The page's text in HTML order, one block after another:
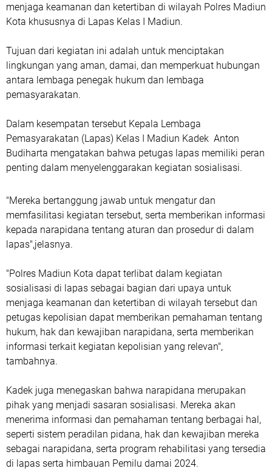
menjaga keamanan dan ketertiban di wilayah Polres Madiun
Kota khususnya di Lapas Kelas I Madiun.
Tujuan dari kegiatan ini adalah untuk menciptakan
lingkungan yang aman, damai, dan memperkuat hubungan
antara lembaga penegak hukum dan lembaga
pemasyarakatan.
Dalam kesempatan tersebut Kepala Lembaga
Pemasyarakatan (Lapas) Kelas I Madiun Kadek Anton
Budiharta mengatakan bahwa petugas lapas memiliki peran
penting dalam menyelenggarakan kegiatan sosialisasi.
"Mereka bertanggung jawab untuk mengatur dan
memfasilitasi kegiatan tersebut, serta memberikan informasi
kepada narapidana tentang aturan dan prosedur di dalam
lapas",jelasnya.
"Polres Madiun Kota dapat terlibat dalam kegiatan
sosialisasi di lapas sebagai bagian dari upaya untuk
menjaga keamanan dan ketertiban di wilayah tersebut dan
petugas kepolisian dapat memberikan pemahaman tentang
hukum, hak dan kewajiban narapidana, serta memberikan
informasi terkait kegiatan kepolisian yang relevan",
tambahnya.
Kadek juga menegaskan bahwa narapidana merupakan
pihak yang menjadi sasaran sosialisasi. Mereka akan
menerima informasi dan pemahaman tentang berbagai hal,
seperti sistem peradilan pidana, hak dan kewajiban mereka
sebagai narapidana, serta program rehabilitasi yang tersedia
di lapas serta himbauan Pemilu damai 2024.